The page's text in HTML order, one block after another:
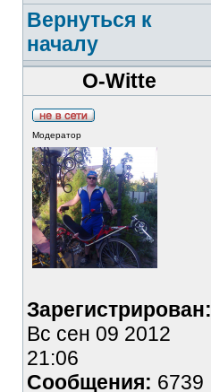
Вернуться к
началу
O-Witte
Модератор
Зарегистрирован:
Вс сен 09 2012
21:06
Сообщения: 6739